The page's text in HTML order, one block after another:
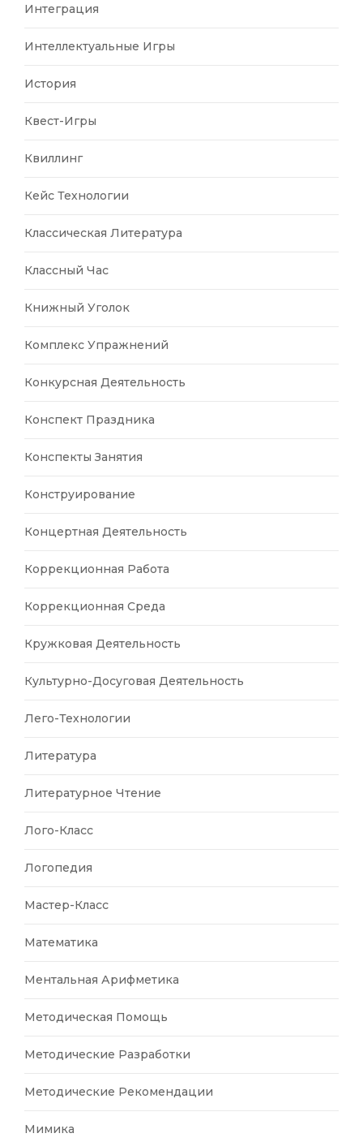
Интеграция
Интеллектуальные Игры
История
Квест-Игры
Квиллинг
Кейс Технологии
Классическая Литература
Классный Час
Книжный Уголок
Комплекс Упражнений
Конкурсная Деятельность
Конспект Праздника
Конспекты Занятия
Конструирование
Концертная Деятельность
Коррекционная Работа
Коррекционная Среда
Кружковая Деятельность
Культурно-Досуговая Деятельность
Лего-Технологии
Литература
Литературное Чтение
Лого-Класс
Логопедия
Мастер-Класс
Математика
Ментальная Арифметика
Методическая Помощь
Методические Разработки
Методические Рекомендации
Мимика